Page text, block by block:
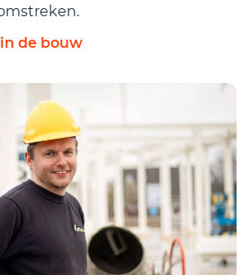
de bouw